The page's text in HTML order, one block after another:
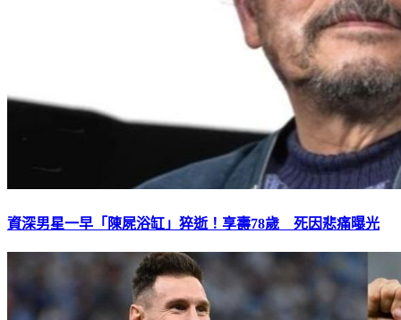
資深男星一早「陳屍浴缸」猝逝！享壽78歲 死因悲痛曝光